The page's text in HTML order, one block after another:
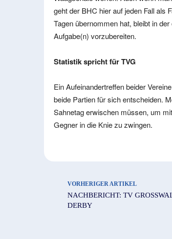
geht der BHC hier auf jeden Fall als
Tagen übernommen hat, bleibt in
Aufgabe(n) vorzubereiten.
Statistik spricht für TVG
Ein Aufeinandertreffen beider
beide Partien für sich entscheiden.
Sahnetag erwischen müssen, um
Gegner in die Knie zu zwingen.
VORHERIGER ARTIKEL
NACHBERICHT: TV
ERBY